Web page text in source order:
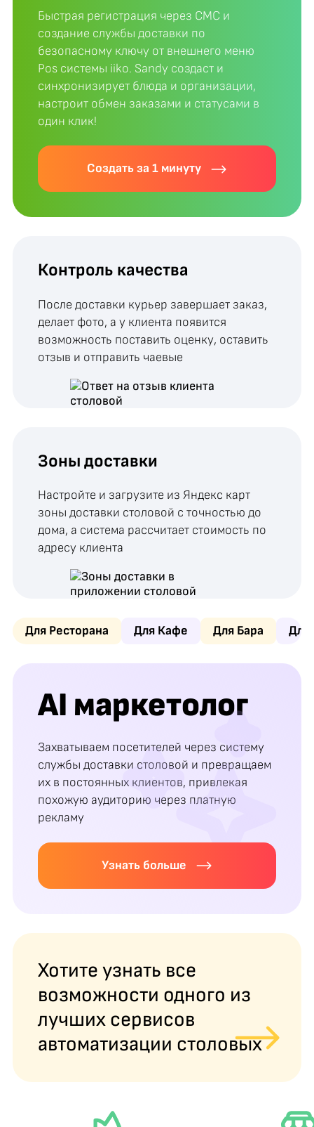
Быстрая регистрация через СМС и
создание службы доставки по
безопасному ключу от внешнего меню
Pos системы iiko. Sandy создаст и
синхронизирует блюда и организации,
настроит обмен заказами и статусами в
один клик!
Создать за 1 минуту
Контроль качества
После доставки курьер завершает заказ,
делает фото, а у клиента появится
возможность поставить оценку, оставить
отзыв и отправить чаевые
Зоны доставки
Настройте и загрузите из Яндекс карт
зоны доставки столовой с точностью до
дома, а система рассчитает стоимость по
адресу клиента
Для Ресторана Для Кафе Для Бара Для
AI маркетолог
Захватываем посетителей через систему
службы доставки столовой и превращаем
их в постоянных клиентов, привлекая
похожую аудиторию через платную
рекламу
Узнать больше
Хотите узнать все
возможности одного из
лучших сервисов
автоматизации столовых